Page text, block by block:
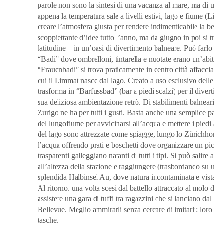
parole non sono la sintesi di una vacanza al mare, ma di
appena la temperatura sale a livelli estivi, lago e fiume
creare l’atmosfera giusta per rendere indimenticabile la
scoppiettante d’idee tutto l’anno, ma da giugno in poi si
latitudine – in un’oasi di divertimento balneare. Può farlo
“Badi” dove ombrelloni, tintarella e nuotate erano
“Frauenbadi” si trova praticamente in centro città
cui il Limmat nasce dal lago. Creato a uso esclusivo
trasforma in “Barfussbad” (bar a piedi scalzi) per il
sua deliziosa ambientazione retrò. Di stabilimenti
Zurigo ne ha per tutti i gusti. Basta anche una semplice
del lungofiume per avvicinarsi all’acqua e mettere i
del lago sono attrezzate come spiagge, lungo lo
l’acqua offrendo prati e boschetti dove organizzare un
trasparenti galleggiano natanti di tutti i tipi. Si può salire
all’altezza della stazione e raggiungere (trasbordando
splendida Halbinsel Au, dove natura incontaminata e
Al ritorno, una volta scesi dal battello attraccato al molo
assistere una gara di tuffi tra ragazzini che si lanciano
Bellevue. Meglio ammirarli senza cercare di imitarli:
tasche.